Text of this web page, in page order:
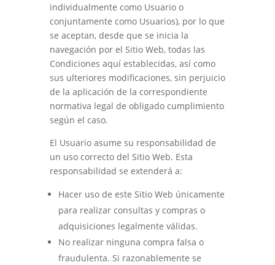
individualmente como Usuario o
conjuntamente como Usuarios), por lo que
se aceptan, desde que se inicia la
navegación por el Sitio Web, todas las
Condiciones aquí establecidas, así como
sus ulteriores modificaciones, sin perjuicio
de la aplicación de la correspondiente
normativa legal de obligado cumplimiento
según el caso.
El Usuario asume su responsabilidad de
un uso correcto del Sitio Web. Esta
responsabilidad se extenderá a:
Hacer uso de este Sitio Web únicamente
para realizar consultas y compras o
adquisiciones legalmente válidas.
No realizar ninguna compra falsa o
fraudulenta. Si razonablemente se